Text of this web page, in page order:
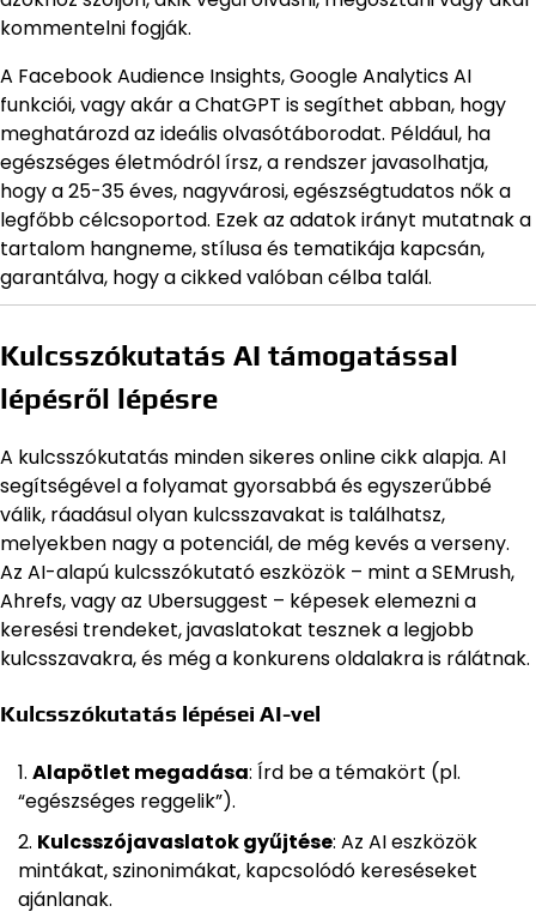
kommentelni fogják.
A Facebook Audience Insights, Google Analytics AI
funkciói, vagy akár a ChatGPT is segíthet abban, hogy
meghatározd az ideális olvasótáborodat. Például, ha
egészséges életmódról írsz, a rendszer javasolhatja,
hogy a 25-35 éves, nagyvárosi, egészségtudatos nők a
legfőbb célcsoportod. Ezek az adatok irányt mutatnak a
tartalom hangneme, stílusa és tematikája kapcsán,
garantálva, hogy a cikked valóban célba talál.
Kulcsszókutatás AI támogatással
lépésről lépésre
A kulcsszókutatás minden sikeres online cikk alapja. AI
segítségével a folyamat gyorsabbá és egyszerűbbé
válik, ráadásul olyan kulcsszavakat is találhatsz,
melyekben nagy a potenciál, de még kevés a verseny.
Az AI-alapú kulcsszókutató eszközök – mint a SEMrush,
Ahrefs, vagy az Ubersuggest – képesek elemezni a
keresési trendeket, javaslatokat tesznek a legjobb
kulcsszavakra, és még a konkurens oldalakra is rálátnak.
Kulcsszókutatás lépései AI-vel
Alapötlet megadása: Írd be a témakört (pl.
“egészséges reggelik”).
Kulcsszójavaslatok gyűjtése: Az AI eszközök
mintákat, szinonimákat, kapcsolódó kereséseket
ajánlanak.